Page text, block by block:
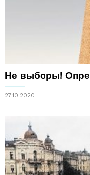
Не выборы!
27.10.2020